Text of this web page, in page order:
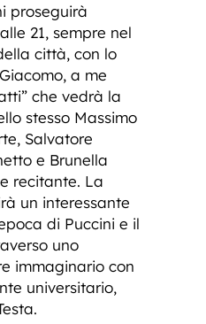
proseguirà
alle 21, sempre nel
città, con lo
a me
che vedrà la
stesso Massimo
Salvatore
e Brunella
recitante. La
un interessante
di Puccini e il
uno
immaginario con
universitario,